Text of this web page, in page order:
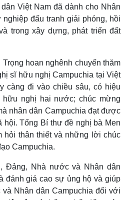
Multimedia
Video
Ảnh
Việt Nam đã dành cho Nhân
đấu tranh giải phóng, hồi
trong xây dựng, phát triển đất
hoan nghênh chuyến thăm
sĩ hữu nghị Campuchia tại Việt
càng đi vào chiều sâu, có hiệu
nghị hai nước; chúc mừng
nhân dân Campuchia đạt được
hội. Tổng Bí thư đề nghị bà Men
hỏi thân thiết và những lời chúc
Campuchia.
Đảng, Nhà nước và Nhân dân
đánh giá cao sự ủng hộ và giúp
Nhân dân Campuchia đối với